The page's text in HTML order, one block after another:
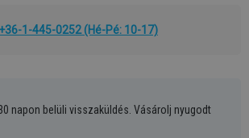
+36-1-445-0252(Hé-Pé: 10-17)
napon belüli visszaküldés. Vásárolj nyugodt